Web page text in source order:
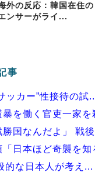
外の反応：韓国在住
ンサーがライ...
事
ッカー”性接待の試
を働く官吏一家を
国なんだよ」 戦
「日本ほど奇襲を知
的な日本人が考え...